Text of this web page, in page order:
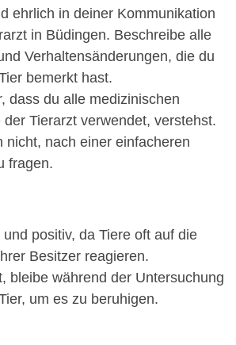
ehrlich in deiner Kommunikation
in Büdingen. Beschreibe alle
Verhaltensänderungen, die du
bemerkt hast.
dass du alle medizinischen
der Tierarzt verwendet, verstehst.
nicht, nach einer einfacheren
fragen.
positiv, da Tiere oft auf die
Besitzer reagieren.
bleibe während der Untersuchung
um es zu beruhigen.